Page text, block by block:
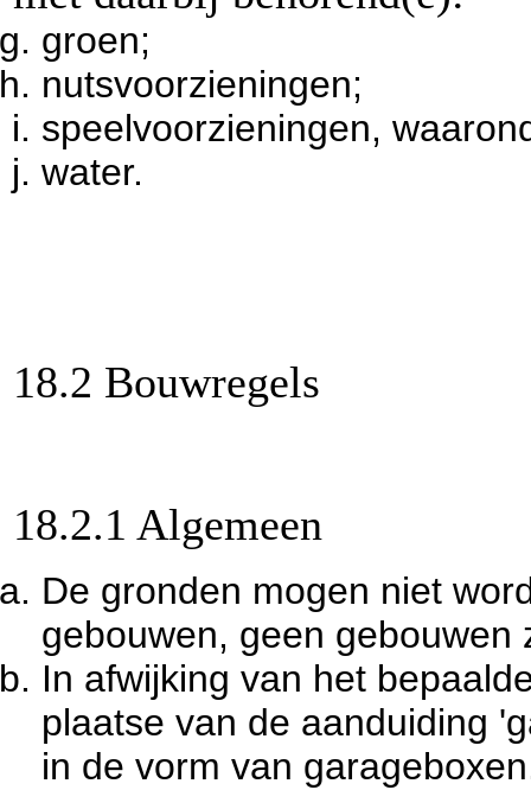
groen;
nutsvoorzieningen;
speelvoorzieningen,
water.
18.2 Bouwregels
18.2.1 Algemeen
De gronden mogen niet
gebouwen, geen gebouwen
In afwijking van het
plaatse van de aanduiding
in de vorm van